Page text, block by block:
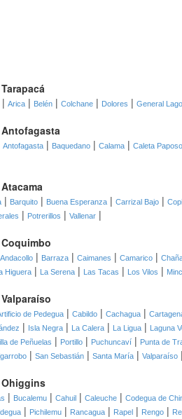
| Arica | Belén | Colchane | Dolores | General
Antofagasta | Baquedano | Calama | Caleta Paposo
| Barquito | Buena Esperanza | Carrizal Bajo |
| Potrerillos | Vallenar |
Andacollo | Barraza | Caimanes | Camarico |
Higuera | La Serena | Las Tacas | Los Vilos |
de Pedegua | Cabildo | Cachagua |
| Isla Negra | La Calera | La Ligua | Laguna
de Peñuelas | Portillo | Puchuncaví | Punta de
| San Sebastián | Santa María | Valparaíso |
| Bucalemu | Cahuil | Caleuche | Codegua de
| Pichilemu | Rancagua | Rapel | Rengo |